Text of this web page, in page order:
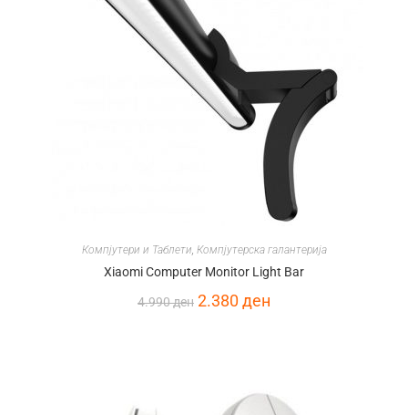
Компјутери и Таблети Компјутерска галантерија
Xiaomi Computer Monitor Light Bar
4.990ден 2.380ден